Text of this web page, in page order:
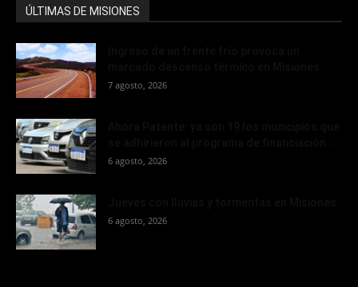
ÚLTIMAS DE MISIONES
7 agosto, 2026
6 agosto, 2026
6 agosto, 2026